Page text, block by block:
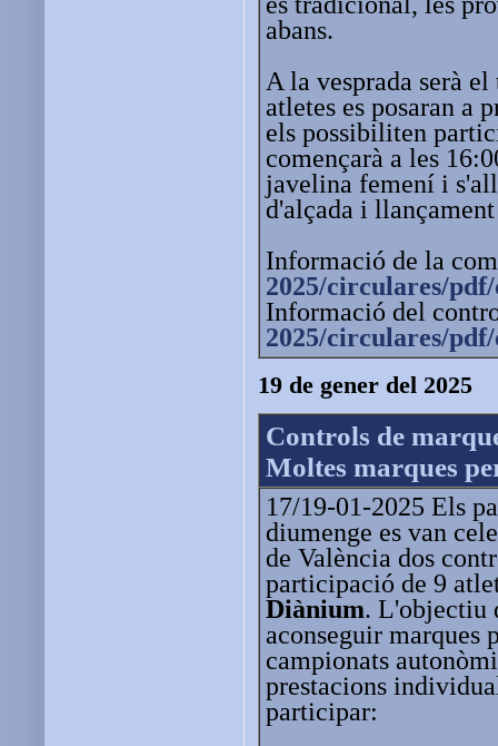
abans.
A la vesprada serà
atletes es posaran a
els possibiliten
començarà a les
javelina femení i
d'alçada i
Informació de la
2025/circulares/
Informació del
2025/circulares/
19 de gener del 2025
Controls de
Moltes marques
17/19-01-2025 Els
diumenge es van
de València dos
participació de 9
Diànium. L'objectiu
aconseguir marques
campionats
prestacions
participar: